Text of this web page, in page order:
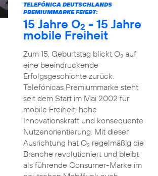
TELEFÓNICA DEUTSCHLANDS
PREMIUMMARKE FEIERT:
15 Jahre O2 - 15 Jahre
mobile Freiheit
Zum 15. Geburtstag blickt O2auf
eine beeindruckende
Erfolgsgeschichte zurück.
Telefónicas Premiummarke steht
seit dem Start im Mai 2002 für
mobile Freiheit, hohe
Innovationskraft und konsequente
Nutzenorientierung. Mit dieser
Ausrichtung hat O2regelmäßig die
Branche revolutioniert und bleibt
als führende Consumer-Marke im